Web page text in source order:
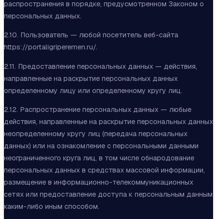
распространения в порядке, предусмотренном Законом о
персональных данных.
2.10. Пользователь — любой посетитель веб-сайта
https://portaligriperemen.ru/.
2.11. Предоставление персональных данных — действия,
направленные на раскрытие персональных данных
определенному лицу или определенному кругу лиц.
2.12. Распространение персональных данных — любые
действия, направленные на раскрытие персональных данных
неопределенному кругу лиц (передача персональных
данных) или на ознакомление с персональными данными
неограниченного круга лиц, в том числе обнародование
персональных данных в средствах массовой информации,
размещение в информационно-телекоммуникационных
сетях или предоставление доступа к персональным данным
каким-либо иным способом.